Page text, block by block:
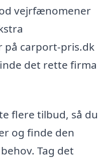
vejrfænomener
på carport-pris.dk
det rette firma
flere tilbud, så du
og finde den
Tag det